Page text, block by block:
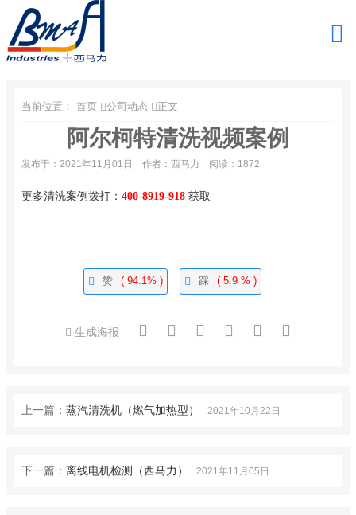
当前位置： 首页 公司动态 正文
阿尔柯特清洗视频案例
发布于：2021年11月01日 作者：西马力 阅读：1872
更多清洗案例拨打： 400-8919-918 获取
赞 ( 94.1% ) 踩 ( 5.9 % )
生成海报
上一篇： 蒸汽清洗机（燃气加热型） 2021年10月22日
下一篇： 离线电机检测（西马力） 2021年11月05日